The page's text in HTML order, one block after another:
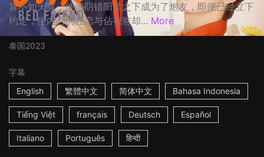
算不如天算，他们阴错阳差之下成为了炮友，即便已经立下
约定，但内心的狂恋与佔有慾却... More
泰国2023
字幕
English
繁體中文 简体中文 Bahasa Indonesia
Tiếng Việt français Deutsch Español
Italiano Português हिन्दी